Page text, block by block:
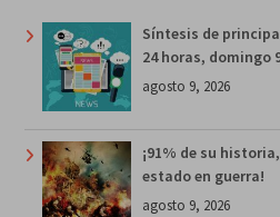
Síntesis de
24 horas, domingo
agosto 9, 2026
¡91% de su
estado en guerra!
agosto 9, 2026